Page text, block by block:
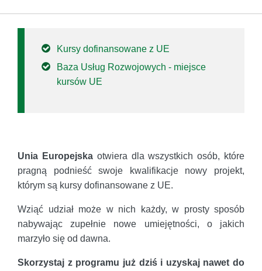
Kursy dofinansowane z UE
Baza Usług Rozwojowych - miejsce
kursów UE
Unia Europejskaotwiera dla wszystkich osób, które
pragną podnieść swoje kwalifikacje nowy projekt,
którym są kursy dofinansowane z UE.
Wziąć udział może w nich każdy, w prosty sposób
nabywając zupełnie nowe umiejętności, o jakich
marzyło się od dawna.
Skorzystaj z programu już dziś i uzyskaj nawet do